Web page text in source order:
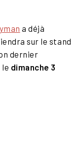
a déjà
sur le stand
dernier
le dimanche 3